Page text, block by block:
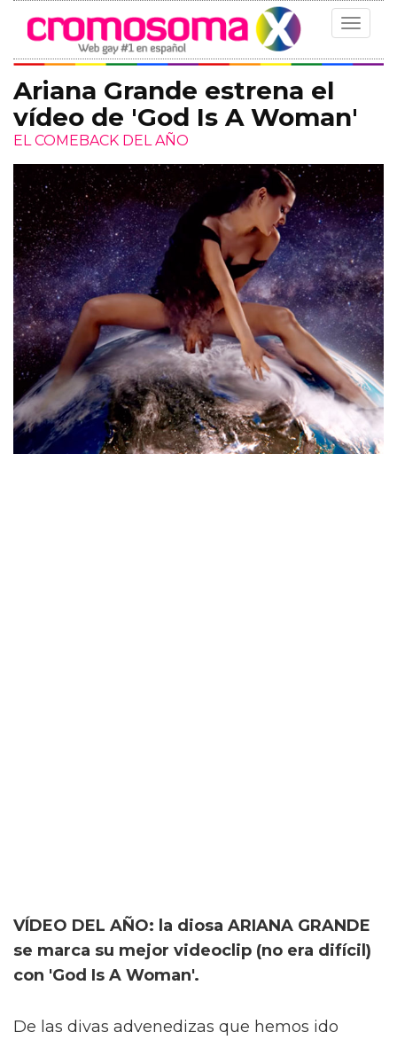
Toggle
Ariana Grande estrena el
vídeo de 'God Is A Woman'
EL COMEBACK DEL AÑO
VÍDEO DEL AÑO: la diosa ARIANA GRANDE
se marca su mejor videoclip (no era difícil)
con 'God Is A Woman'.
De las divas advenedizas que hemos ido